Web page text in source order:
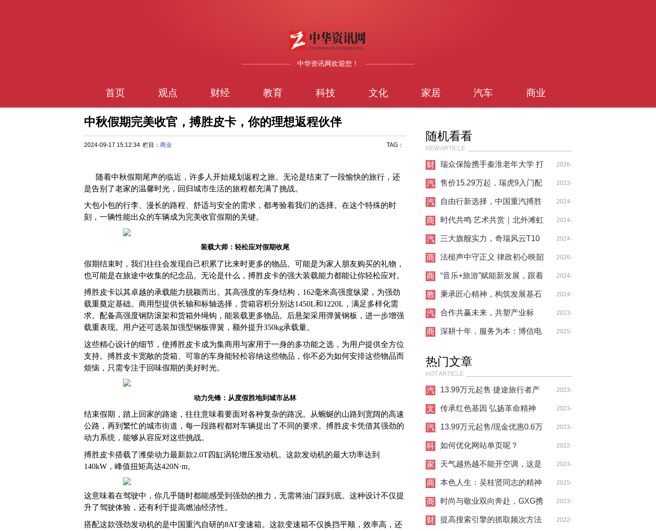
中华资讯网欢迎您！
首页 观点 财经 教育 科技 文化 家居 汽车 商业
中秋假期完美收官，搏胜皮卡，你的理想返程伙伴
2024-09-17 15:12:34 栏目： 商业 TAG：
随着中秋假期尾声的临近，许多人开始规划返程之旅。无论是结束了一段愉快的旅行，还
是告别了老家的温馨时光，回归城市生活的旅程都充满了挑战。
大包小包的行李、漫长的路程、舒适与安全的需求，都考验着我们的选择。在这个特殊的时
刻，一辆性能出众的车辆成为完美收官假期的关键。
装载大师：轻松应对假期收尾
假期结束时，我们往往会发现自己积累了比来时更多的物品。可能是为家人朋友购买的礼物，
也可能是在旅途中收集的纪念品。无论是什么，搏胜皮卡的强大装载能力都能让你轻松应对。
搏胜皮卡以其卓越的承载能力脱颖而出。其高强度的车身结构，162毫米高强度纵梁，为强劲
载重奠定基础。商用型提供长轴和标轴选择，货箱容积分别达1450L和1220L，满足多样化需
求。配备高强度钢防滚架和货箱外绳钩，能装载更多物品。后悬架采用弹簧钢板，进一步增强
载重表现。用户还可选装加强型钢板弹簧，额外提升350kg承载量。
这些精心设计的细节，使搏胜皮卡成为集商用与家用于一身的多功能之选，为用户提供全方位
支持。搏胜皮卡宽敞的货箱、可靠的车身能轻松容纳这些物品，你不必为如何安排这些物品而
烦恼，只需专注于回味假期的美好时光。
动力先锋：从度假胜地到城市丛林
结束假期，踏上回家的路途，往往意味着要面对各种复杂的路况。从蜿蜒的山路到宽阔的高速
公路，再到繁忙的城市街道，每一段路程都对车辆提出了不同的要求。搏胜皮卡凭借其强劲的
动力系统，能够从容应对这些挑战。
搏胜皮卡搭载了潍柴动力最新款2.0T四缸涡轮增压发动机。这款发动机的最大功率达到
140kW，峰值扭矩高达420N·m。
这意味着在驾驶中，你几乎随时都能感受到强劲的推力，无需将油门踩到底。这种设计不仅提
升了驾驶体验，还有利于提高燃油经济性。
搭配这款强劲发动机的是中国重汽自研的8AT变速箱。这款变速箱不仅换挡平顺，效率高，还
随机看看
NEW ARTICLE
财
瑞众保险携手秦淮老年大学 打
造“保险+” 生态赋能新样本
2026-
04-03
汽
售价15.29万起，瑞虎9入门配
置就拉满，合资在它面前也拉
胯！
2023-
10-26
汽
自由行新选择，中国重汽搏胜
皮卡让你的十一假期更精彩
2024-
10-24
商
时代共鸣 艺术共赏｜北外滩虹
口源·717&商界穆桂英 层峯共
聚
2024-
10-24
汽
三大旗舰实力，奇瑞风云T10
全球上市，售价18.99万元起
2024-
07-30
商
法槌声中守正义 律政初心映韶
华：记上海慧谷律师事务所创
始人居福恒律师
2026-
08-07
商
“音乐+旅游”赋能新发展，跟着
《瑶族舞曲》走进千年瑶寨！
2024-
11-08
教
秉承匠心精神，构筑发展基石 2024-
10-30
汽
合作共赢未来，共塑产业标
杆：中国汽车流通协会走进哪
2023-
10-20
商
深耕十年，服务为本：博信电 2025-
热门文章
HOT ARTICLE
汽
13.99万元起售 捷途旅行者产
品力表现很突出！
2023-
09-29
文
传承红色基因 弘扬革命精神
——韩银山一行寻访牛子龙将
军革命足迹
2023-
07-29
汽
13.99万元起售/现金优惠0.6万
元 你确定不来看看捷途旅行者
吗？
2023-
10-03
科
如何优化网站单页呢？ 2022-
01-07
家
天气越热越不能开空调，这是
什么道理？
2023-
07-27
商
本色人生：吴桂贤同志的精神
遗产与现实启示
2025-
05-02
商
时尚与敬业双向奔赴，GXG携
手龚俊重塑青年通勤新时尚
2023-
09-04
财
提高搜索引擎的抓取频次方法 2022-